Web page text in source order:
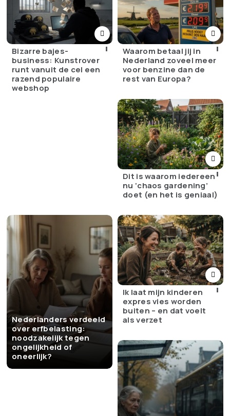
Bizarre bajes-
business: Kunstrover
runt vanuit de cel een
razend populaire
webshop
Waarom betaal jij in
Nederland zoveel meer
voor benzine dan de
rest van Europa?
Dit is waarom iedereen
nu ‘chaos gardening’
doet (en het is geniaal)
Nederlanders verdeeld
over erfbelasting:
noodzakelijk tegen
ongelijkheid of
oneerlijk?
Ik laat mijn kinderen
expres vies worden
buiten – en dat voelt
als verzet